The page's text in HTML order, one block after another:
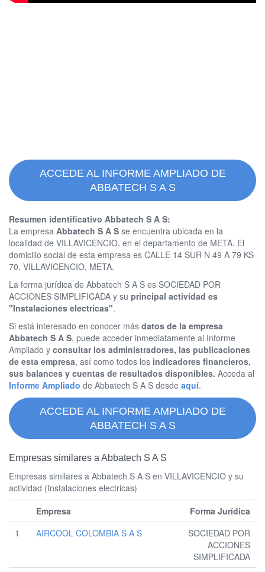
ACCEDE AL INFORME AMPLIADO DE
ABBATECH S A S
Resumen identificativo Abbatech S A S:
La empresa Abbatech S A S se encuentra ubicada en la
localidad de VILLAVICENCIO, en el departamento de META. El
domicilio social de esta empresa es CALLE 14 SUR N 49 A 79 KS
70, VILLAVICENCIO, META.
La forma jurídica de Abbatech S A S es SOCIEDAD POR
ACCIONES SIMPLIFICADA y su principal actividad es
"Instalaciones electricas".
Si está interesado en conocer más datos de la empresa
Abbatech S A S, puede acceder inmediatamente al Informe
Ampliado y consultar los administradores, las publicaciones
de esta empresa, así como todos los indicadores financieros,
sus balances y cuentas de resultados disponibles. Acceda al
Informe Ampliado de Abbatech S A S desde aquí.
ACCEDE AL INFORME AMPLIADO DE
ABBATECH S A S
Empresas similares a Abbatech S A S
Empresas similares a Abbatech S A S en VILLAVICENCIO y su
actividad (Instalaciones electricas)
Empresa
Forma Jurídica
1
AIRCOOL COLOMBIA S A S
SOCIEDAD POR
ACCIONES
SIMPLIFICADA